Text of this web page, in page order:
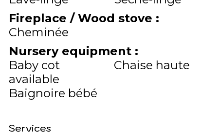
Fireplace / Wood stove :
Cheminée
Nursery equipment :
Baby cot
available
Chaise haute
Baignoire bébé
Services